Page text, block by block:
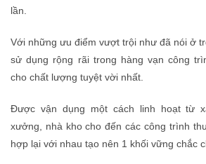
lần.
Với những ưu điểm vượt trội như đã nói ở
sử dụng rộng rãi trong hàng vạn công
cho chất lượng tuyệt vời nhất.
Được vận dụng một cách linh hoạt từ
xưởng, nhà kho cho đến các công trình
hợp lại với nhau tạo nên 1 khối vững chắc